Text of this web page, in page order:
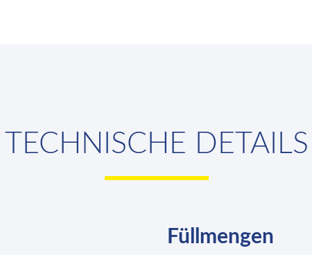
TECHNISCHE DETAILS
Füllmengen